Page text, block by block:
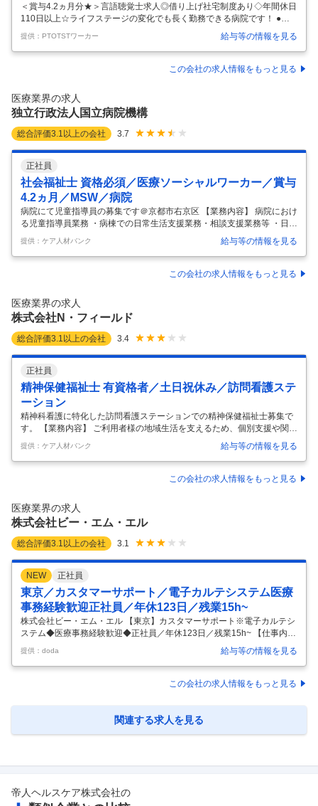
＜賞与4.2ヵ月分★＞言語聴覚士求人◎借り上げ社宅制度あり◇年間休日
110日以上☆ライフステージの変化でも長く勤務できる病院です！ ●借
り上げ制度などもありますので、遠方にお住まいの方も安心ですね◎言
語聴覚士さんの新生活を応援します☆彡 ●年間休日112日とお休みがし
っかり確保されていますので、プライベートも充実できます★残業はほ
ぼありません！ ●育児休業の取得実績もありライフステージが変化して
務も相談可能です♪ アドバイザーより 長崎市戸石町にある＜大久保病院
＞では、職員の働き方やワークライフバランスを大切にされています☆
彡子 …
提供：PTOTSTワーカー 給与等の情報を見る
この会社の求人情報をもっと見る
医療業界の求人
独立行政法人国立病院機構
総合評価3.1 以上の会社 3.7
正社員
社会福祉士 資格必須／医療ソーシャルワーカー／賞与
4.2ヵ月／MSW／病院
病院にて児童指導員の募集です＠京都市右京区 【業務内容】 病院におけ
る児童指導員業務 ・病棟での日常生活支援業務・相談支援業務等 ・日中
活動、趣味活動支援障害福祉サービスの利用調整 【応募条件】 社会福祉
士 精神保健福祉士 【施設形態】 病院 【募集資格】 社会福祉士 お気軽に
お問い合わせください。…
提供：ケア人材バンク 給与等の情報を見る
この会社の求人情報をもっと見る
医療業界の求人
株式会社N・フィールド
総合評価3.1 以上の会社 3.4
正社員
精神保健福祉士 有資格者／土日祝休み／訪問看護ステ
ーション
精神科看護に特化した訪問看護ステーションでの精神保健福祉士募集で
す。 【業務内容】 ご利用者様の地域生活を支えるため、個別支援や関係
機関との連絡調整、情報共有などの連携を行います。 ご利用者様の個別
支援業務 訪問看護、住宅支援のサービス利用のための社内調整、連携 利
用者様数拡大に向けた当社の事業PR 福祉サービスが行き届いていない
方へ調整 アウトリーチ業務(潜在的な医療介入の必要な方へのアプロー
【応募条件】 精神保健福祉士（1年以上の経験必須） 普通自動車免許(A
T限定可) 【施設形態】 訪問看護ステーション 【募集資格】 精
提供：ケア人材バンク 給与等の情報を見る
この会社の求人情報をもっと見る
医療業界の求人
株式会社ビー・エム・エル
総合評価3.1 以上の会社 3.1
NEW 正社員
東京／カスタマーサポート／電子カルテシステム医療
事務経験歓迎正社員／年休123日／残業15h~
株式会社ビー・エム・エル 【東京】カスタマーサポート※電子カルテシ
ステム◆医療事務経験歓迎◆正社員／年休123日／残業15h~ 【仕事内
容】 【東京】カスタマーサポート※電子カルテシステム◆医療事務経験
歓迎◆正社員／年休123日／残業15h~ 【具体的な仕事内容】 【創業70
年以上◇東証プライム上場／中途社員も多数在籍／教育体制もあり安心
して就業可能／WLBが整う環境◎】 ■業務内容： 弊社の電子カルテシス
ルテを導入されている医療機関からの問い合わせ対応が中心です。 「こ
の機能の使い方を教えてほしい」「入力したい文字が探せない」
提供：doda 給与等の情報を見る
この会社の求人情報をもっと見る
関連する求人を見る
帝人ヘルスケア株式会社の